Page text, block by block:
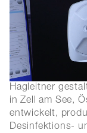
Hagleitner
in Zell am See,
entwickelt,
Desinfektions-